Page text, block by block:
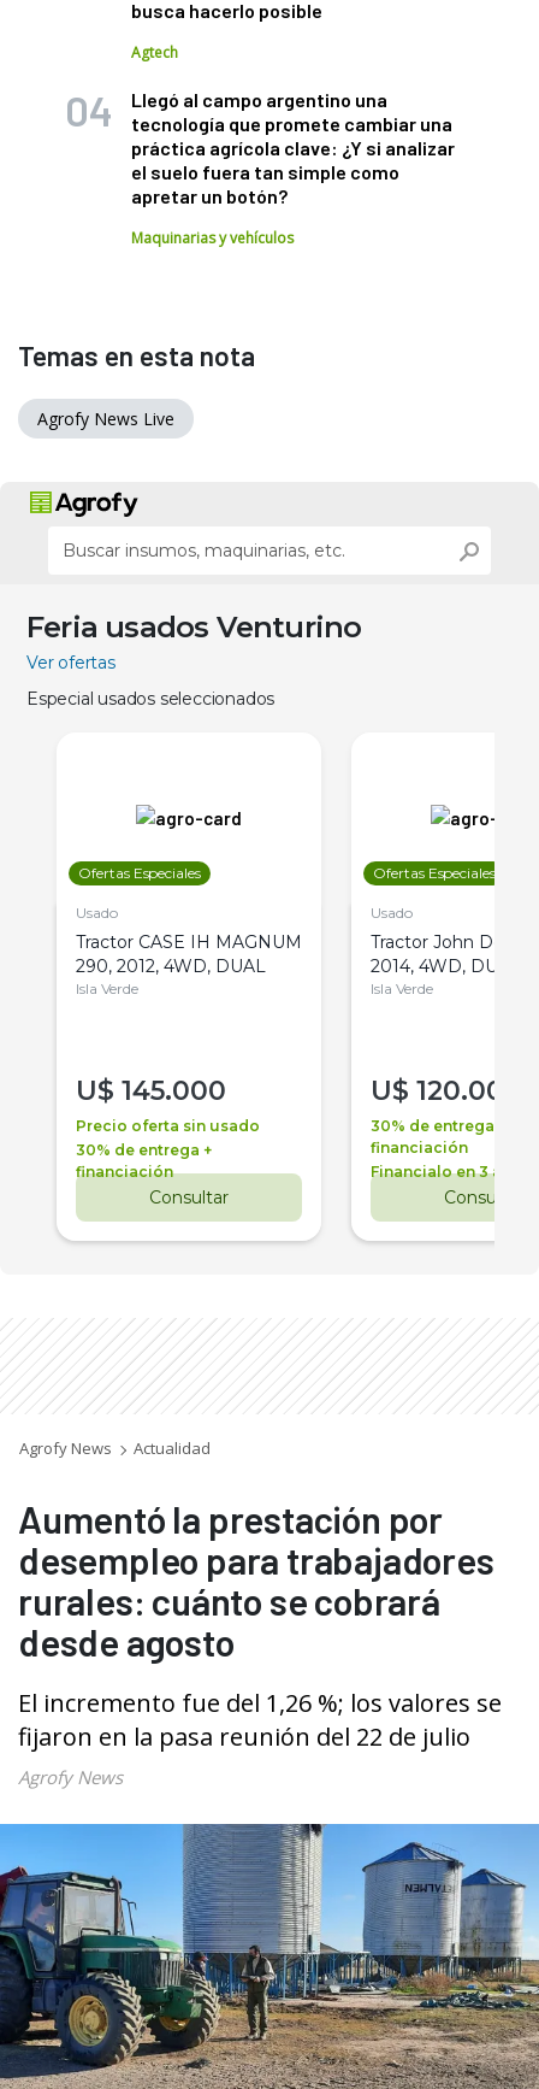
busca hacerlo posible
Agtech
Llegó al campo argentino una
tecnología que promete cambiar una
práctica agrícola clave: ¿Y si analizar
el suelo fuera tan simple como
apretar un botón?
Maquinarias y vehículos
Temas en esta nota
Agrofy News Live
Feria usados Venturino
Ver ofertas
Especial usados seleccionados
Ofertas Especiales
Usado
Tractor CASE IH MAGNUM
290, 2012, 4WD, DUAL
Isla Verde
U$ 145.000
Precio oferta sin usado
30% de entrega +
financiación
Consultar
Ofertas Especiales
Usado
Tractor John Deere
2014, 4WD, DUAL
Isla Verde
U$ 120.000
30% de entrega +
financiación
Financialo en 3 años
Consultar
Agrofy News Actualidad
Aumentó la prestación por
desempleo para trabajadores
rurales: cuánto se cobrará
desde agosto
El incremento fue del 1,26 %; los valores se
fijaron en la pasa reunión del 22 de julio
Agrofy News